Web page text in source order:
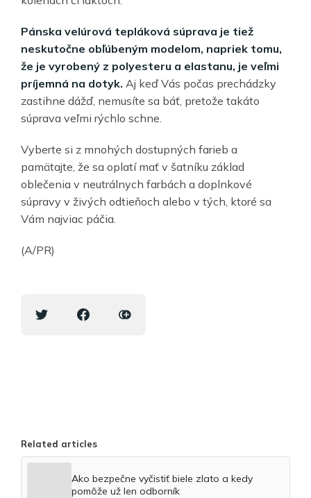
Pánska velúrová tepláková súprava je tiež
neskutočne obľúbeným modelom, napriek tomu,
že je vyrobený z polyesteru a elastanu, je veľmi
príjemná na dotyk. Aj keď Vás počas prechádzky
zastihne dážď, nemusíte sa báť, pretože takáto
súprava veľmi rýchlo schne.
Vyberte si z mnohých dostupných farieb a
pamätajte, že sa oplatí mať v šatníku základ
oblečenia v neutrálnych farbách a doplnkové
súpravy v živých odtieňoch alebo v tých, ktoré sa
Vám najviac páčia.
(A/PR)
Related articles
Ako bezpečne vyčistiť biele zlato a kedy
pomôže už len odborník